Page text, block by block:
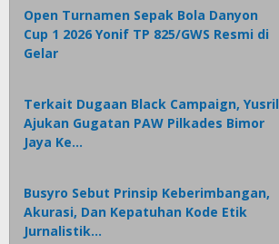
Open Turnamen Sepak Bola Danyon
Cup 1 2026 Yonif TP 825/GWS Resmi di
Gelar
Terkait Dugaan Black Campaign, Yusril
Ajukan Gugatan PAW Pilkades Bimor
Jaya Ke…
Busyro Sebut Prinsip Keberimbangan,
Akurasi, Dan Kepatuhan Kode Etik
Jurnalistik…